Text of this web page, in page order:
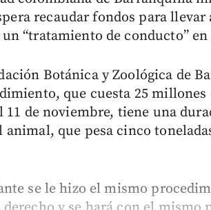
recaudar fondos para
“tratamiento de conducto”
Botánica y Zoológica de
que cuesta 25 millones
11 de noviembre, tiene una
que pesa cinco
se le hizo el mismo